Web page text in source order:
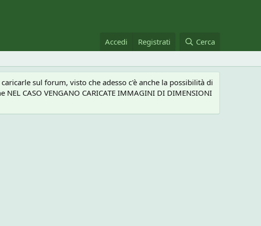
Accedi Registrati Cerca
sul forum, visto che adesso c'è anche la possibilità di
CASO VENGANO CARICATE IMMAGINI DI DIMENSIONI